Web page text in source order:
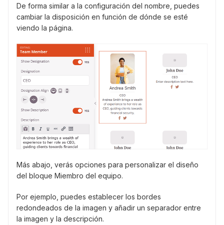
De forma similar a la configuración del nombre, puedes
cambiar la disposición en función de dónde se esté
viendo la página.
Más abajo, verás opciones para personalizar el diseño
del bloque Miembro del equipo.
Por ejemplo, puedes establecer los bordes
redondeados de la imagen y añadir un separador entre
la imagen y la descripción.